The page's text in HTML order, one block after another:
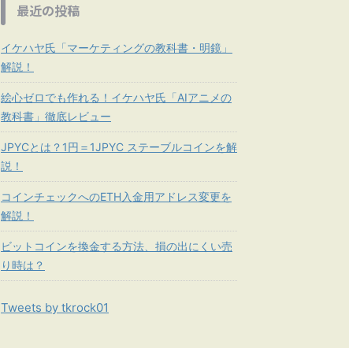
最近の投稿
イケハヤ氏「マーケティングの教科書・明鏡」
解説！
絵心ゼロでも作れる！イケハヤ氏「AIアニメの
教科書」徹底レビュー
JPYCとは？1円＝1JPYC ステーブルコインを解
説！
コインチェックへのETH入金用アドレス変更を
解説！
ビットコインを換金する方法、損の出にくい売
り時は？
Tweets by tkrock01